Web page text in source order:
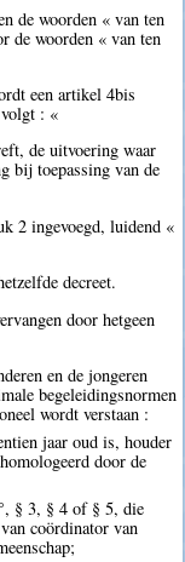
de woorden « van ten
de woorden « van ten
een artikel 4bis
: «
de uitvoering waar
bij toepassing van de
2 ingevoegd, luidend «
decreet.
door hetgeen
en de jongeren
begeleidingsnormen
wordt verstaan :
jaar oud is, houder
door de
§ 3, § 4 of § 5, die
coördinator van